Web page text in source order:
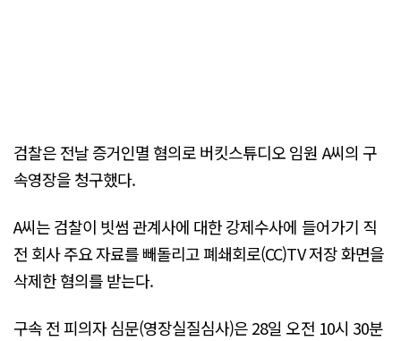
검찰은 전날 증거인멸 혐의로 버킷스튜디오 임원 A씨의 구
속영장을 청구했다.
A씨는 검찰이 빗썸 관계사에 대한 강제수사에 들어가기 직
전 회사 주요 자료를 빼돌리고 폐쇄회로(CC)TV 저장 화면을
삭제한 혐의를 받는다.
구속 전 피의자 심문(영장실질심사)은 28일 오전 10시 30분